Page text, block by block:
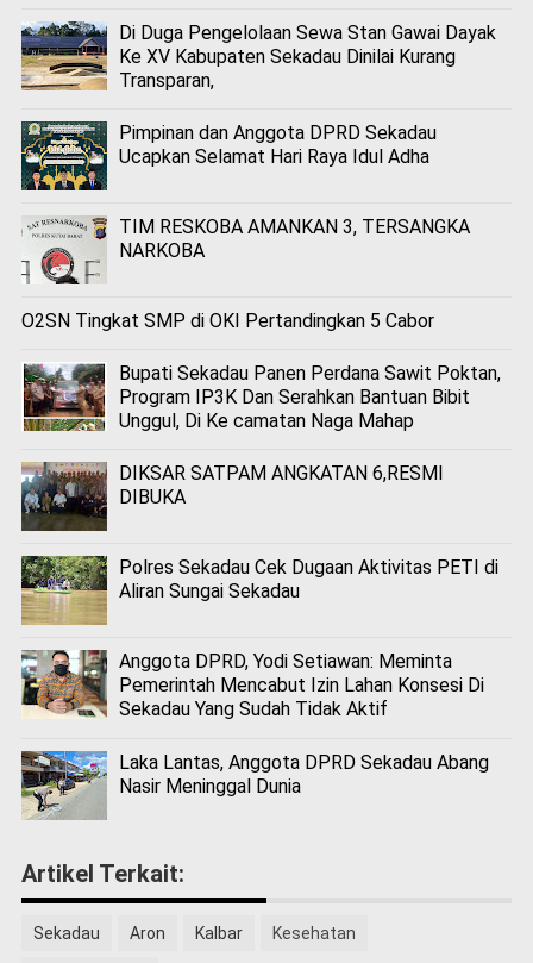
Di Duga Pengelolaan Sewa Stan Gawai Dayak
Ke XV Kabupaten Sekadau Dinilai Kurang
Transparan,
Pimpinan dan Anggota DPRD Sekadau
Ucapkan Selamat Hari Raya Idul Adha
TIM RESKOBA AMANKAN 3, TERSANGKA
NARKOBA
O2SN Tingkat SMP di OKI Pertandingkan 5 Cabor
Bupati Sekadau Panen Perdana Sawit Poktan,
Program IP3K Dan Serahkan Bantuan Bibit
Unggul, Di Ke camatan Naga Mahap
DIKSAR SATPAM ANGKATAN 6,RESMI
DIBUKA
Polres Sekadau Cek Dugaan Aktivitas PETI di
Aliran Sungai Sekadau
Anggota DPRD, Yodi Setiawan: Meminta
Pemerintah Mencabut Izin Lahan Konsesi Di
Sekadau Yang Sudah Tidak Aktif
Laka Lantas, Anggota DPRD Sekadau Abang
Nasir Meninggal Dunia
Artikel Terkait:
Sekadau Aron Kalbar Kesehatan